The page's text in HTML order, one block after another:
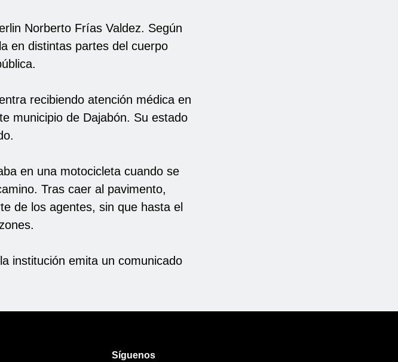
Norberto Frías Valdez. Según
en distintas partes del cuerpo
recibiendo atención médica en
municipio de Dajabón. Su estado
en una motocicleta cuando se
Tras caer al pavimento,
de los agentes, sin que hasta el
institución emita un comunicado
Síguenos